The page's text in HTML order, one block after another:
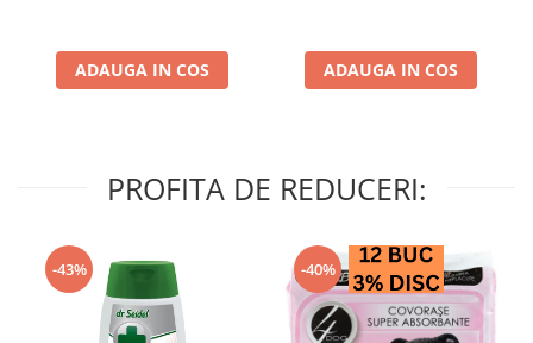
ADAUGA IN COS ADAUGA IN COS
PROFITA DE REDUCERI:
-43% -40%